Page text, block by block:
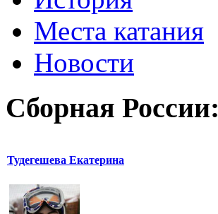
Места катания
Новости
Сборная России:
Тудегешева Екатерина